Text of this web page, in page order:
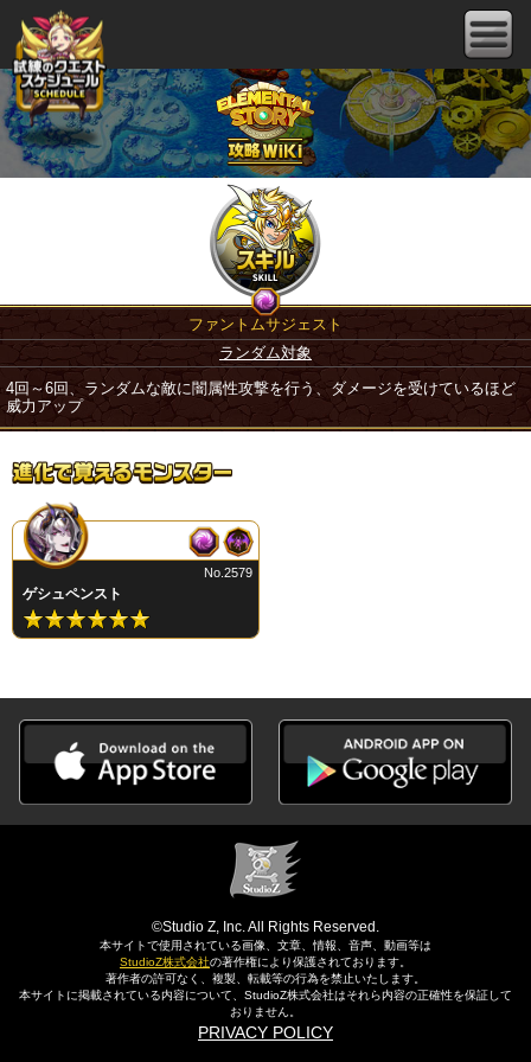
ファントムサジェスト
ランダム対象
4回～6回、ランダムな敵に闇属性攻撃を行う、ダメージを受けているほど
威力アップ
ゲシュペンスト
No.2579
©Studio Z, Inc. All Rights Reserved.
本サイトで使用されている画像、文章、情報、音声、動画等は
StudioZ株式会社の著作権により保護されております。
著作者の許可なく、複製、転載等の行為を禁止いたします。
本サイトに掲載されている内容について、StudioZ株式会社はそれら内容の正確性を保証して
おりません。
PRIVACY POLICY